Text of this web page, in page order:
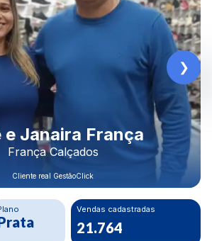
Rodrigo Morais
Construbeto Materiais LTDA
Cliente real GestãoClick
Plano
Ouro
Crescimento Financeiro
80%